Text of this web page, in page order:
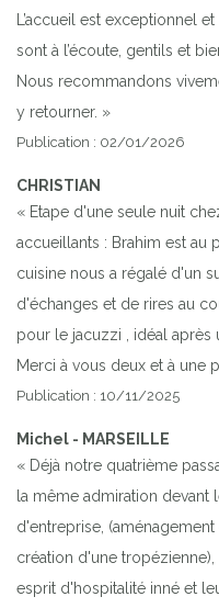
Previous
L’accueil est exceptionnel
sont à l’écoute, gentils et
Nous recommandons
y retourner. »
Publication : 02/01/2026
CHRISTIAN
« Etape d'une seule nuit
accueillants : Brahim est au
cuisine nous a régalé d'un
d'échanges et de rires au
pour le jacuzzi , idéal après
Merci à vous deux et à une
Publication : 10/11/2025
Michel - MARSEILLE
« Déjà notre quatrième
la même admiration devant
d'entreprise,
création d'une
esprit d'hospitalité inné et